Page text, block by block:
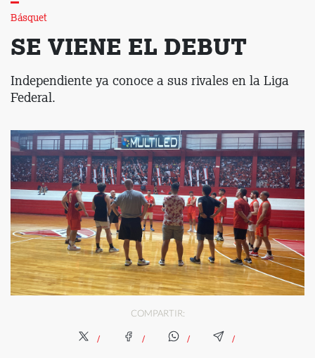
Básquet
SE VIENE EL DEBUT
Independiente ya conoce a sus rivales en la Liga
Federal.
COMPARTIR: